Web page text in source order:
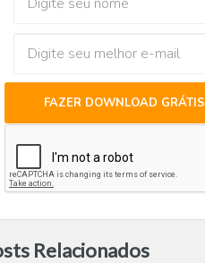
FAZER DOWNLOAD GRÁTIS
Relacionados